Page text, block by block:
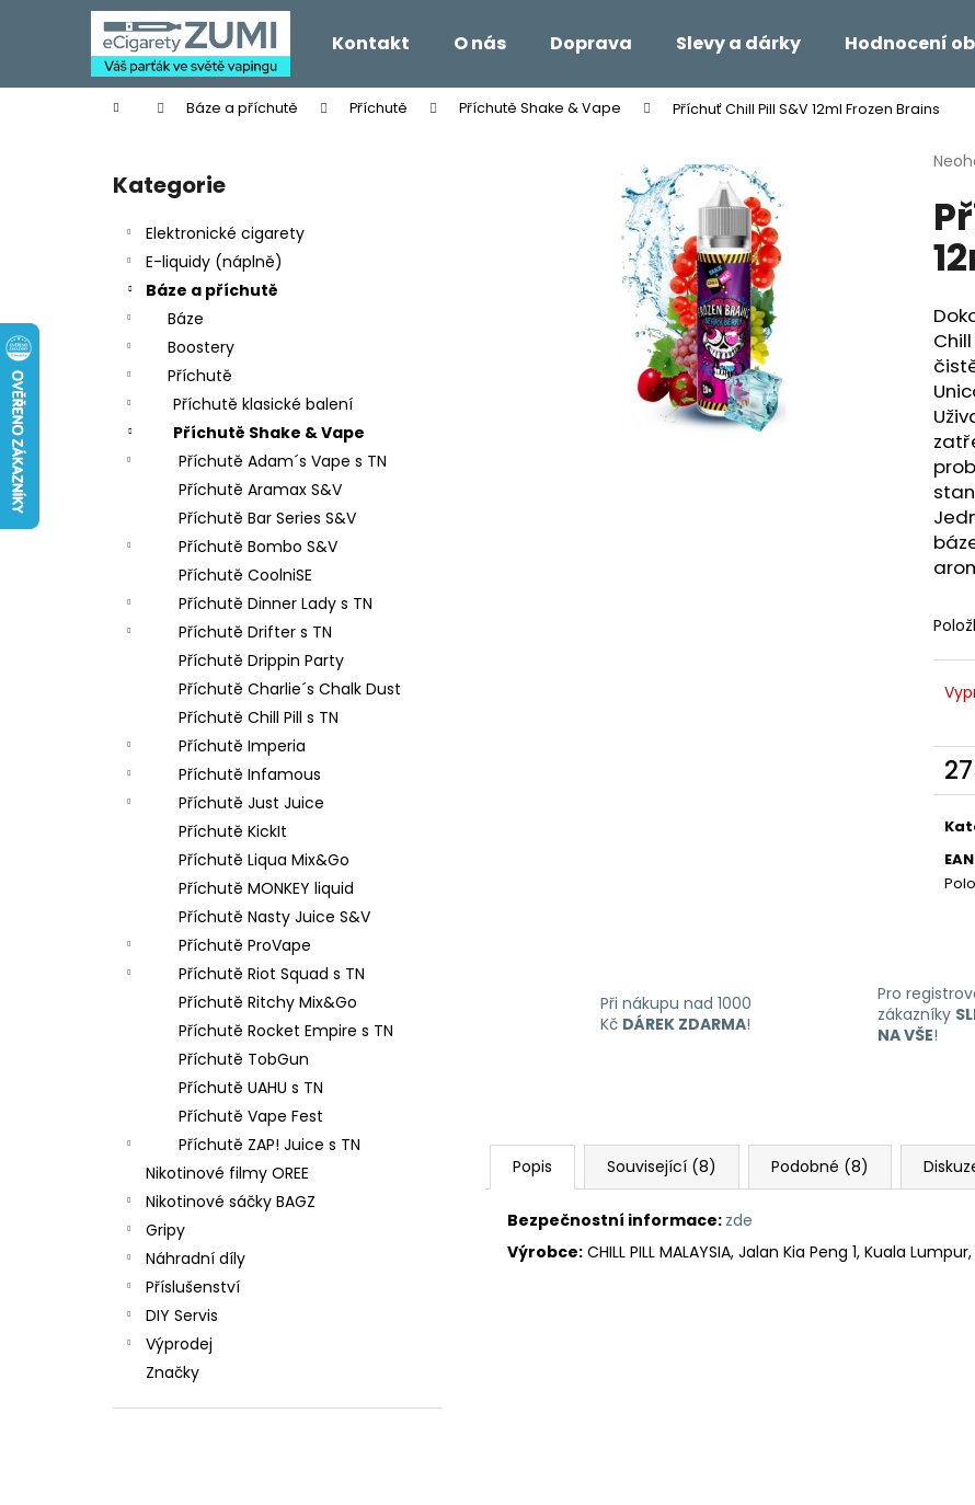
Kontakt O nás Doprava Slevy a dárky Hodnocení
Domů Báze a příchutě Příchutě Příchutě Shake & Vape Příchuť Chill Pill S&V 12ml Frozen Brains
Přeskočit
kategorie
Kategorie
Elektronické cigarety
E-liquidy (náplně)
Báze a příchutě
Báze
Boostery
Příchutě
Příchutě klasické balení
Příchutě Shake & Vape
Příchutě Adam´s Vape s TN
Příchutě Aramax S&V
Příchutě Bar Series S&V
Příchutě Bombo S&V
Příchutě CoolniSE
Příchutě Dinner Lady s TN
Příchutě Drifter s TN
Příchutě Drippin Party
Příchutě Charlie´s Chalk Dust
Příchutě Chill Pill s TN
Příchutě Imperia
Příchutě Infamous
Příchutě Just Juice
Příchutě KickIt
Příchutě Liqua Mix&Go
Příchutě MONKEY liquid
Příchutě Nasty Juice S&V
Příchutě ProVape
Příchutě Riot Squad s TN
Příchutě Ritchy Mix&Go
Příchutě Rocket Empire s TN
Příchutě TobGun
Příchutě UAHU s TN
Příchutě Vape Fest
Příchutě ZAP! Juice s TN
Nikotinové filmy OREE
Nikotinové sáčky BAGZ
Gripy
Náhradní díly
Příslušenství
DIY Servis
Výprodej
Značky
je
0,0
EAN
Při nákupu nad 1000
Kč DÁREK ZDARMA!
Pro
zákazníky
NA VŠE!
Popis Související (8) Podobné (8)
Bezpečnostní informace: zde
Výrobce: CHILL PILL MALAYSIA, Jalan Kia Peng 1, Kuala
í
Zpět
do
Zpět
do
Co potřebujete najít?
Doporučujeme
LIQUID ARAMAX 4PACK CIGAR
TOBACCO 4X10ML-18MG
558 Kč
LIQUID LIQUA
6MG